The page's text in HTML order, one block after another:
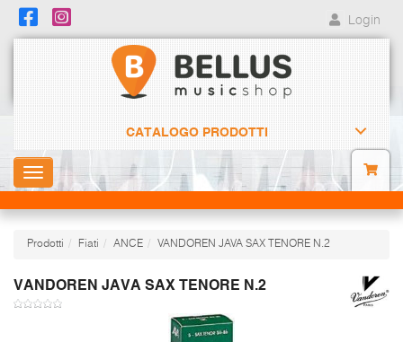
Login
CATALOGO PRODOTTI
Toggle
navigation
Prodotti Fiati ANCE VANDOREN JAVA SAX TENORE N.2
VANDOREN JAVA SAX TENORE N.2